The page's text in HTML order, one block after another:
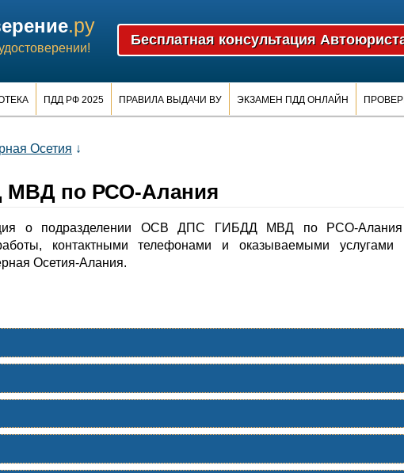
.ру
ПДД РФ 2025 ПРАВИЛА ВЫДАЧИ ВУ ЭКЗАМЕН ПДД ОНЛАЙН
Осетия ↓
по РСО-Алания
о подразделении ОСВ ДПС ГИБДД МВД по РСО-
контактными телефонами и оказываемыми услугами
Осетия-Алания.